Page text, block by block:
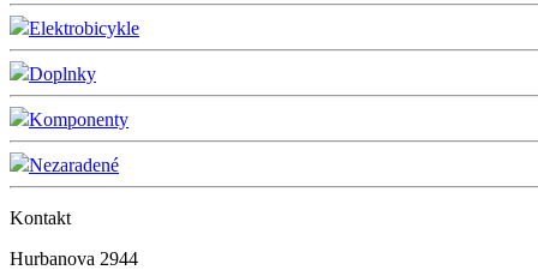
Elektrobicykle
Doplnky
Komponenty
Nezaradené
Kontakt
Hurbanova 2944